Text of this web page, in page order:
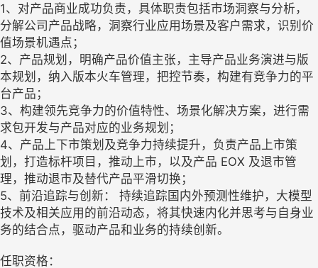
1、对产品商业成功负责，具体职责包括市场洞察与分析，
分解公司产品战略，洞察行业应用场景及客户需求，识别价
值场景机遇点；
2、产品规划，明确产品价值主张，主导产品业务演进与版
本规划，纳入版本火车管理，把控节奏，构建有竞争力的平
台产品；
3、构建领先竞争力的价值特性、场景化解决方案，进行需
求包开发与产品对应的业务规划；
4、产品上下市策划及竞争力持续提升，负责产品上市策
划，打造标杆项目，推动上市，以及产品 EOX 及退市管
理，推动退市及替代产品平滑切换；
5、前沿追踪与创新： 持续追踪国内外预测性维护，大模型
技术及相关应用的前沿动态，将其快速内化并思考与自身业
务的结合点，驱动产品和业务的持续创新。
任职资格：